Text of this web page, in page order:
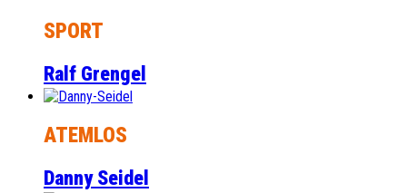
SPORT
Ralf Grengel
ATEMLOS
Danny Seidel